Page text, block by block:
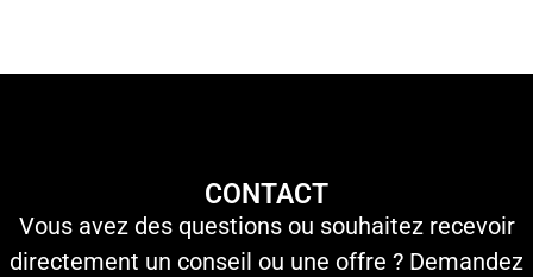
CONTACT
Vous avez des questions ou souhaitez recevoir
directement un conseil ou une offre ? Demandez